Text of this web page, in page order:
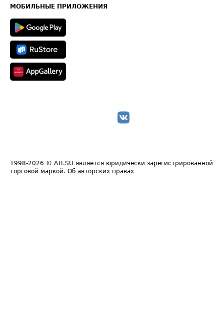
Техническая информация
МОБИЛЬНЫЕ ПРИЛОЖЕНИЯ
1998-2026 © ATI.SU является юридически зарегистрированной
торговой маркой. Об авторских правах